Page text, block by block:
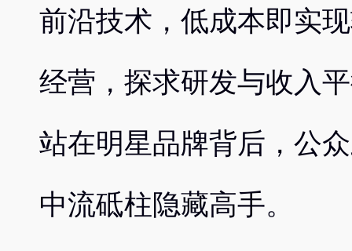
前沿技术，低成本即实
经营，探求研发与收入
站在明星品牌背后，公
中流砥柱隐藏高手。